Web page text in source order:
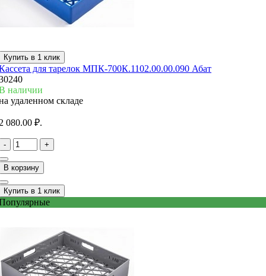
Купить в 1 клик
для тарелок МПК-700К.1102.00.00.090 Абат
наличии
удаленном складе
080.00 ₽.
- +
В корзину
Купить в 1 клик